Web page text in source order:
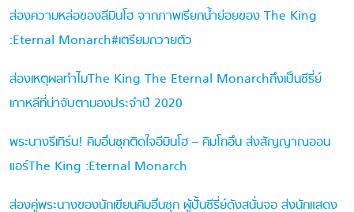
ส่องความหล่อของลีมินโฮ จากภาพเรียกน้ำย่อยของ The King
:Eternal Monarch#เตรียมถวายตัว
ส่องเหตุผลทำไมThe King The Eternal Monarchถึงเป็นซีรี่ย์
เกาหลีที่น่าจับตามองประจำปี 2020
พระนางรีเทิร์น! คิมอึนซุกติดใจอีมินโฮ – คิมโกอึน ส่งสัญญาณออน
แอร์The King :Eternal Monarch
ส่องคู่พระนางของนักเขียนคิมอึนซุก ผู้ปั้นซีรี่ย์ดังสนั่นจอ ส่งนักแสดง